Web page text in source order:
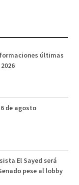
últimas
de agosto
El Sayed será
pese al lobby